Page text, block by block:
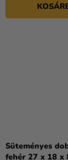
Süteményes
fehér 27 x 18 x